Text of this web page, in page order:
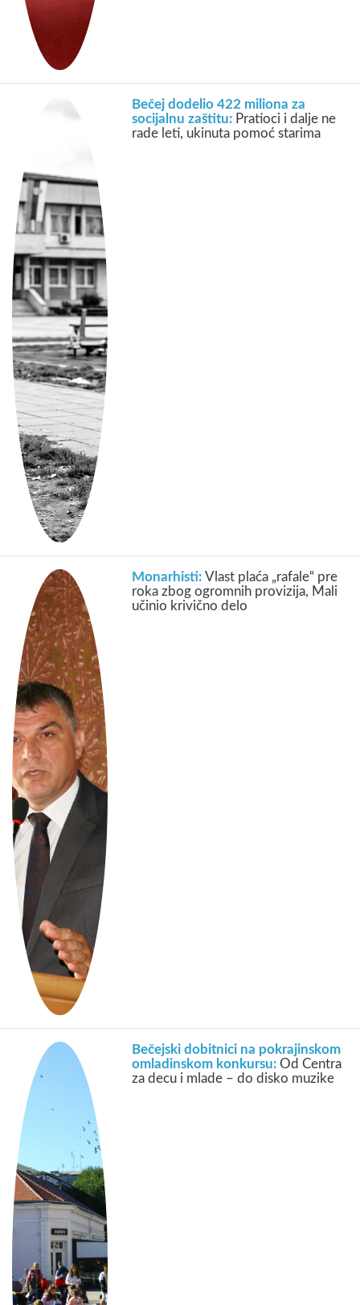
Bečej dodelio 422 miliona za
socijalnu zaštitu: Pratioci i dalje ne
rade leti, ukinuta pomoć starima
Monarhisti:Vlast plaća „rafale“ pre
roka zbog ogromnih provizija, Mali
učinio krivično delo
Bečejski dobitnici na pokrajinskom
omladinskom konkursu:Od Centra
za decu i mlade – do disko muzike